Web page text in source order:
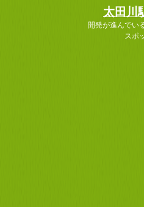
太田川
開発が進んでい
スポ